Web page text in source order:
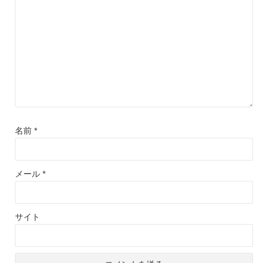
名前 *
メール *
サイト